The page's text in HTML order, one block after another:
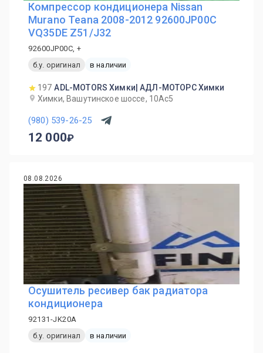
Компрессор кондиционера Nissan
Murano Teana 2008-2012 92600JP00C
VQ35DE Z51/J32
92600JP00C, +
б.у. оригинал
в наличии
197 ADL-MOTORS Химки| АДЛ-МОТОРС Химки
Химки, Вашутинское шоссе, 10Ас5
(980) 539-26-25
12 000
08.08.2026
Осушитель ресивер бак радиатора
кондиционера
92131-JK20A
б.у. оригинал
в наличии